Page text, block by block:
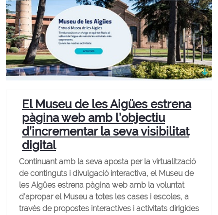
El Museu de les Aigües estrena
pàgina web amb l’objectiu
d’incrementar la seva visibilitat
digital
Continuant amb la seva aposta per la virtualització
de continguts i divulgació interactiva, el Museu de
les Aigües estrena pàgina web amb la voluntat
d’apropar el Museu a totes les cases i escoles, a
través de propostes interactives i activitats dirigides